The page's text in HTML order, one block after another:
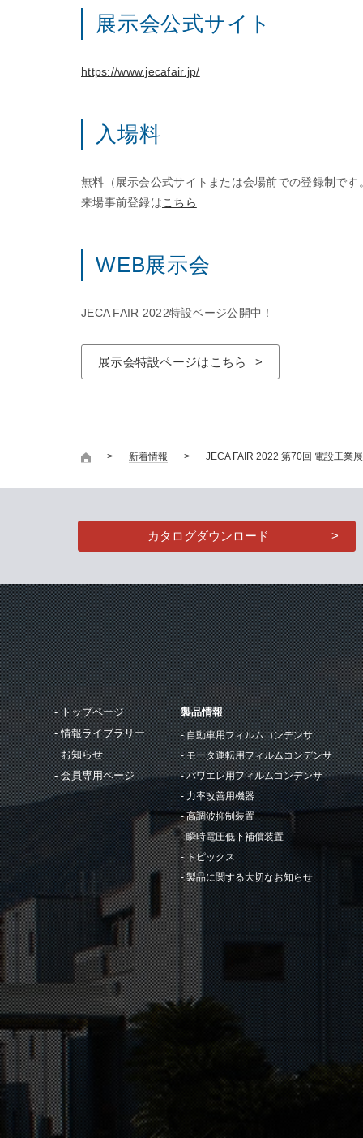
展示会公式サイト
https://www.jecafair.jp/
入場料
無料（展示会公式サイトまたは会場前での登録制です
来場事前登録はこちら
WEB展示会
JECA FAIR 2022特設ページ公開中！
展示会特設ページはこちら
新着情報 JECA FAIR 2022 第70回 電設工業展
カタログダウンロード
トップページ
情報ライブラリー
お知らせ
会員専用ページ
製品情報
自動車用フィルムコンデンサ
モータ運転用フィルムコンデンサ
パワエレ用フィルムコンデンサ
力率改善用機器
高調波抑制装置
瞬時電圧低下補償装置
トピックス
製品に関する大切なお知らせ